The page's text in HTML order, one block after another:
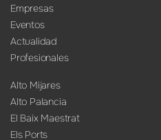
Empresas
Eventos
Actualidad
Profesionales
Alto Mijares
Alto Palancia
El Baix Maestrat
Els Ports